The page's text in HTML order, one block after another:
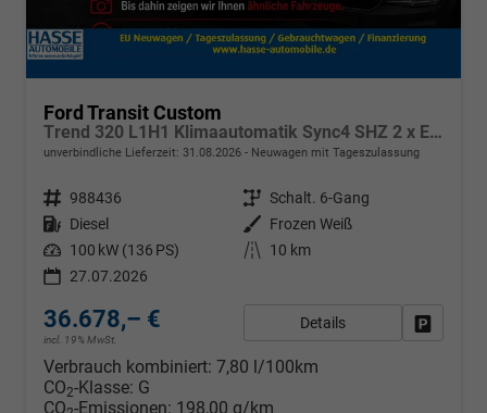
Ford Transit Custom
Trend 320 L1H1 Klimaautomatik Sync4 SHZ 2 x Einparkhilfe Kamera 5JG
unverbindliche Lieferzeit: 31.08.2026 Neuwagen mit Tageszulassung
Fahrzeugnr. 988436 Getriebe Schalt. 6-Gang
Kraftstoff Diesel Außenfarbe
Frozen Weiß
Leistung 100 kW (136 PS) Kilometerstand
10 km
27.07.2026
36.678,– €
incl. 19% MwSt.
Details
Verbrauch kombiniert: 7,80 l/100km
CO2-Klasse: G
CO -Emissionen: 198,00 g/km